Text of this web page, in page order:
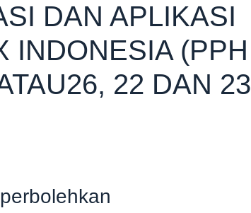
DAN APLIKASI
INDONESIA (PPH
22 DAN 23